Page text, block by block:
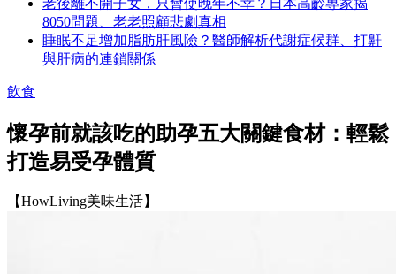
8050問題、老老照顧悲劇真相
睡眠不足增加脂肪肝風險？醫師解析代謝症候群、打鼾
與肝病的連鎖關係
飲食
懷孕前就該吃的助孕五大關鍵食材：輕鬆
打造易受孕體質
【HowLiving美味生活】